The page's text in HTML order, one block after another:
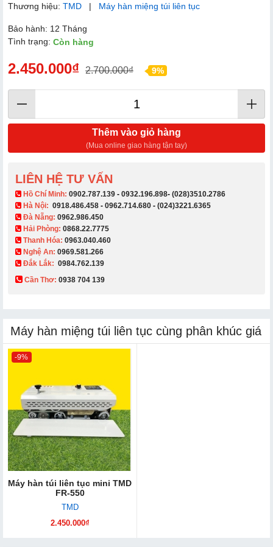
Thương hiệu: TMD | Máy hàn miệng túi liên tục
Bảo hành: 12 Tháng
Tình trạng: Còn hàng
2.450.000₫ 2.700.000₫ 9%
Thêm vào giỏ hàng
(Mua online giao hàng tận tay)
LIÊN HỆ TƯ VẤN
​ Hồ Chí Minh: 0902.787.139 - 0932.196.898- (028)3510.2786
Hà Nội: 0918.486.458 - 0962.714.680 - (024)3221.6365
Đà Nẵng: 0962.986.450
Hải Phòng: 0868.22.7775
Thanh Hóa: 0963.040.460
Nghệ An: 0969.581.266
Đắk Lắk: 0984.762.139
Cần Thơ: 0938 704 139​
Máy hàn miệng túi liên tục cùng phân khúc giá
-9%
Máy hàn túi liên tục mini TMD
FR-550
TMD
2.450.000₫